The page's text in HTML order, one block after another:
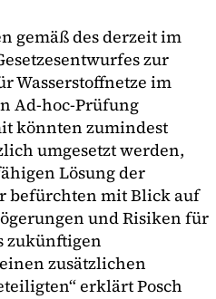
gemäß des derzeit im
zur
Wasserstoffnetze im
Ad-hoc-Prüfung
könnten zumindest
umgesetzt werden,
Lösung der
befürchten mit Blick auf
und Risiken für
zukünftigen
zusätzlichen
erklärt Posch